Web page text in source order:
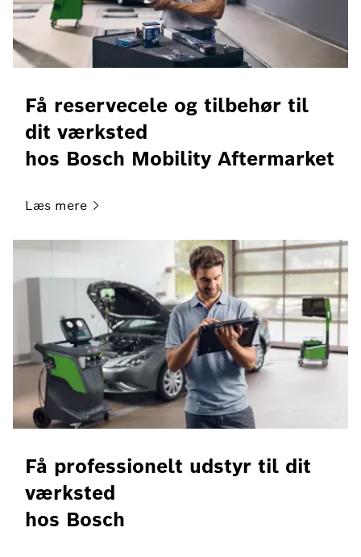
Få reservecele og tilbehør til
dit værksted
hos Bosch Mobility Aftermarket
Læs mere
Få professionelt udstyr til dit
værksted
hos Bosch